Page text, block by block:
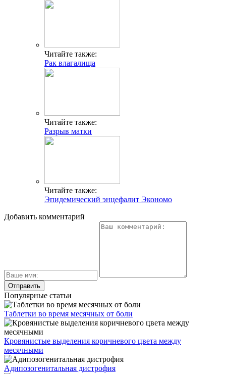
Читайте также:
Рак влагалища
Читайте также:
Разрыв матки
Читайте также:
Эпидемический энцефалит Экономо
Добавить комментарий
Популярные статьи
Таблетки во время месячных от боли
Кровянистые выделения коричневого цвета между
месячными
Адипозогенитальная дистрофия